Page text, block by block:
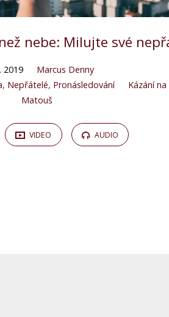
nebe: Milujte své
2019
Marcus Denny
, Nepřátelé, Pronásledování
Kázání
Matouš
VIDEO AUDIO